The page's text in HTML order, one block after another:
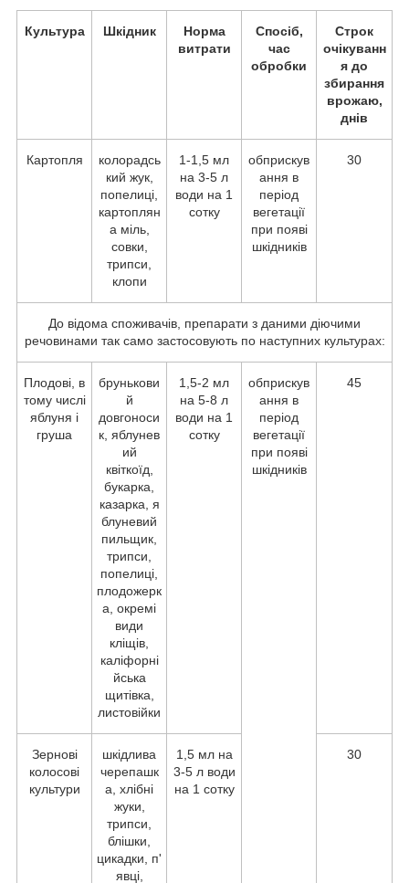
Культура Шкідник
Норма
витрати
Спосіб,
час
обробки
Строк
очікуванн
я до
збирання
врожаю,
днів
Картопля
колорадсь
кий жук,
попелиці,
картоплян
а міль,
совки,
трипси,
клопи
1-1,5 мл
на 3-5 л
води на 1
сотку
обприскув
ання в
період
вегетації
при появі
шкідників
30
До відома споживачів, препарати з даними діючими
речовинами так само застосовують по наступних культурах:
Плодові, в
тому числі
яблуня і
груша
брунькови
й
довгоноси
к, яблунев
ий
квіткоїд,
букарка,
казарка, я
блуневий
пильщик,
трипси,
попелиці,
плодожерк
а, окремі
види
кліщів,
каліфорні
йська
щитівка,
листовійки
1,5-2 мл
на 5-8 л
води на 1
сотку
обприскув
ання в
період
вегетації
при появі
шкідників
45
Зернові
колосові
культури
шкідлива
черепашк
а, хлібні
жуки,
трипси,
блішки,
цикадки, п'
явці,
1,5 мл на
3-5 л води
на 1 сотку
30